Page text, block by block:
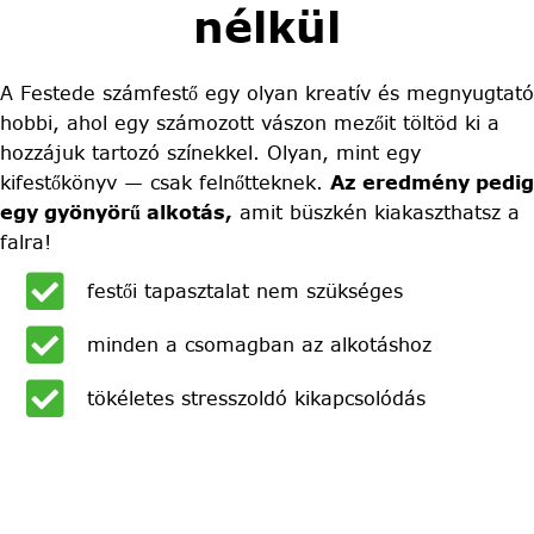
nélkül
A Festede számfestő egy olyan kreatív és megnyugtató
hobbi, ahol egy számozott vászon mezőit töltöd ki a
hozzájuk tartozó színekkel. Olyan, mint egy
kifestőkönyv — csak felnőtteknek. Az eredmény pedig
egy gyönyörű alkotás, amit büszkén kiakaszthatsz a
falra!
festői tapasztalat nem szükséges
minden a csomagban az alkotáshoz
tökéletes stresszoldó kikapcsolódás